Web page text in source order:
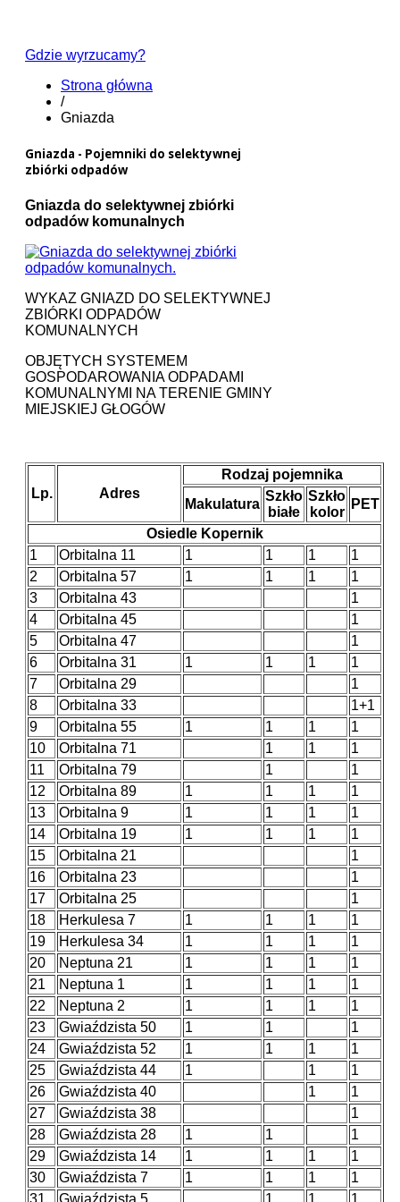
Gdzie wyrzucamy?
Strona główna
/
Gniazda
Gniazda - Pojemniki do selektywnej
zbiórki odpadów
Gniazda do selektywnej zbiórki
odpadów komunalnych
WYKAZ GNIAZD DO SELEKTYWNEJ
ZBIÓRKI ODPADÓW
KOMUNALNYCH
OBJĘTYCH SYSTEMEM
GOSPODAROWANIA ODPADAMI
KOMUNALNYMI NA TERENIE GMINY
MIEJSKIEJ GŁOGÓW
Lp. Adres
Rodzaj pojemnika
Makulatura
Szkło
białe
Szkło
kolor
PET
Osiedle Kopernik
1
Orbitalna 11 1 1 1
1
2
Orbitalna 57 1 1 1
1
3
Orbitalna 43
1
4
Orbitalna 45
1
5
Orbitalna 47
1
6
Orbitalna 31 1 1 1
1
7
Orbitalna 29
1
8
Orbitalna 33
1+1
9
Orbitalna 55 1 1 1
1
10
Orbitalna 71 1 1
1
11
Orbitalna 79 1
1
12
Orbitalna 89 1 1 1
1
13
Orbitalna 9 1 1 1
1
14
Orbitalna 19 1 1 1
1
15
Orbitalna 21
1
16
Orbitalna 23
1
17
Orbitalna 25
1
18
Herkulesa 7 1 1 1
1
19
Herkulesa 34 1 1 1
1
20
Neptuna 21 1 1 1
1
21
Neptuna 1 1 1 1
1
22
Neptuna 2 1 1 1
1
23
Gwiaździsta 50 1 1
1
24
Gwiaździsta 52 1 1 1
1
25
Gwiaździsta 44 1 1
1
26
Gwiaździsta 40 1
1
27
Gwiaździsta 38
1
28
Gwiaździsta 28 1 1
1
29
Gwiaździsta 14 1 1 1
1
30
Gwiaździsta 7 1 1 1
1
31
Gwiaździsta 5 1 1 1